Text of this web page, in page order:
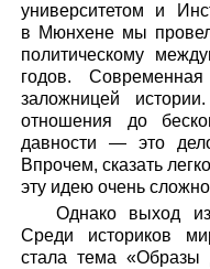
университетом и
в Мюнхене мы
политическому
годов.
заложницей
отношения до
давности — это
Впрочем, сказать
эту идею очень
Однако выход
Среди историков
стала тема «Образы